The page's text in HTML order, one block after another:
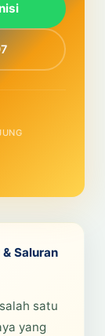
Saluran
satu
yang